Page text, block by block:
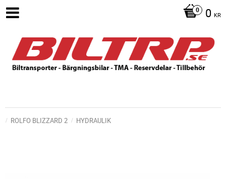
0 KR
ROLFO BLIZZARD 2 HYDRAULIK